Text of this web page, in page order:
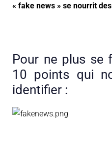
« fake news » se nourrit
Pour ne plus se
10 points qui
identifier :